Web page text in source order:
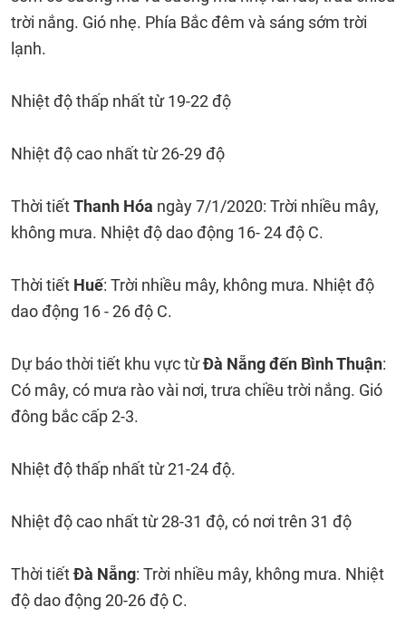
trời nắng. Gió nhẹ. Phía Bắc đêm và sáng sớm trời
lạnh.
Nhiệt độ thấp nhất từ 19-22 độ
Nhiệt độ cao nhất từ 26-29 độ
Thời tiếtThanh Hóa ngày 7/1/2020: Trời nhiều mây,
không mưa. Nhiệt độ dao động 16- 24 độ C.
Thời tiết Huế: Trời nhiều mây, không mưa. Nhiệt độ
dao động 16 - 26 độ C.
Dự báo thời tiết khu vực từĐà Nẵng đến Bình Thuận:
Có mây, có mưa rào vài nơi, trưa chiều trời nắng. Gió
đông bắc cấp 2-3.
Nhiệt độ thấp nhất từ 21-24 độ.
Nhiệt độ cao nhất từ 28-31 độ, có nơi trên 31 độ
Thời tiếtĐà Nẵng: Trời nhiều mây, không mưa. Nhiệt
độ dao động 20-26 độ C.